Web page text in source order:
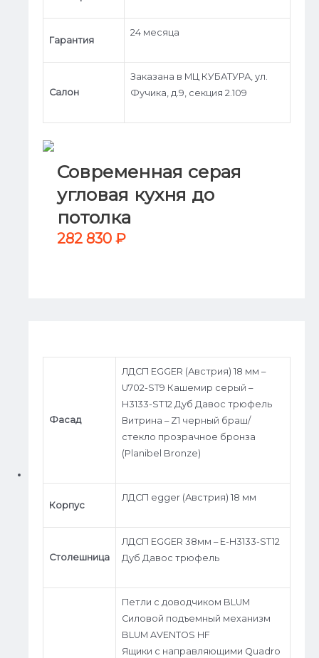
Гарантия
24 месяца
Салон
Заказана в МЦ КУБАТУРА, ул.
Фучика, д.9, секция 2.109
Современная серая
угловая кухня до
потолка
282 830 ₽
Фасад
ЛДСП EGGER (Австрия) 18 мм –
U702-ST9 Кашемир серый –
H3133-ST12 Дуб Давос трюфель
Витрина – Z1 черный браш/
стекло прозрачное бронза
(Planibel Bronze)
Корпус
ЛДСП egger (Австрия) 18 мм
Столешница
ЛДСП EGGER 38мм – E-H3133-ST12
Дуб Давос трюфель
Петли c доводчиком BLUM
Силовой подъемный механизм
BLUM AVENTOS HF
Ящики с направляющими Quadro